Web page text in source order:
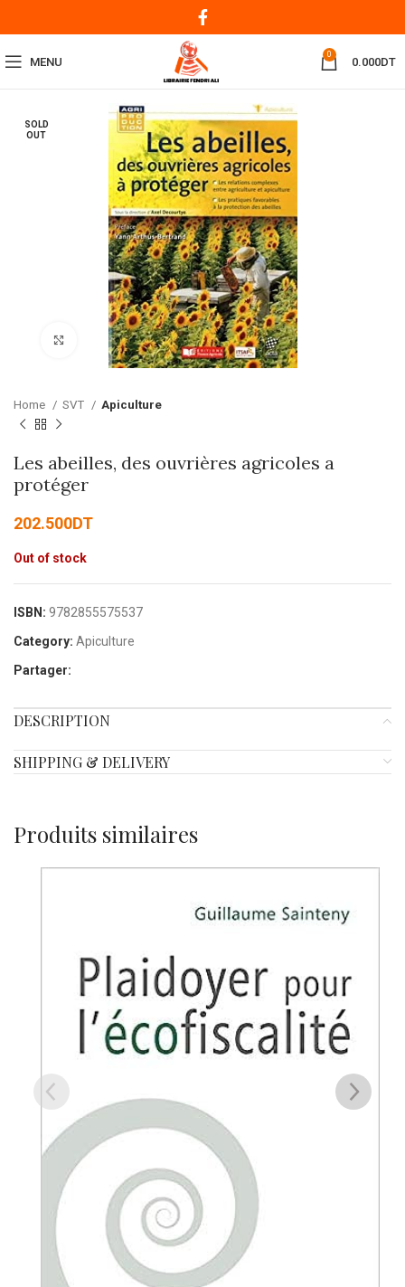
MENU
0
0.000DT
SOLD
OUT
Click to enlarge
Home SVT Apiculture
Les abeilles, des ouvrières agricoles a
protéger
202.500DT
Out of stock
ISBN: 9782855575537
Category: Apiculture
Partager:
DESCRIPTION
SHIPPING & DELIVERY
Produits similaires